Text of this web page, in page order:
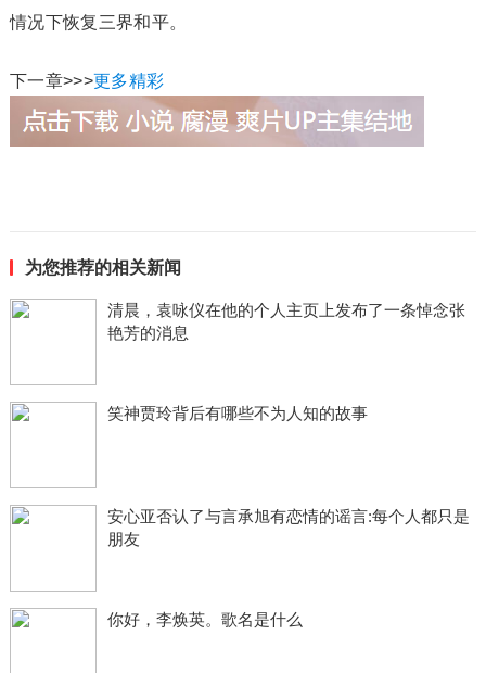
情况下恢复三界和平。
下一章>>>更多精彩
为您推荐的相关新闻
清晨，袁咏仪在他的个人主页上发布了一条悼念张
艳芳的消息
笑神贾玲背后有哪些不为人知的故事
安心亚否认了与言承旭有恋情的谣言:每个人都只是
朋友
你好，李焕英。歌名是什么